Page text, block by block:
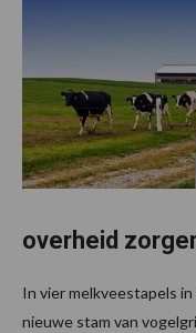
overheid
In vier melkveestapels
nieuwe stam van